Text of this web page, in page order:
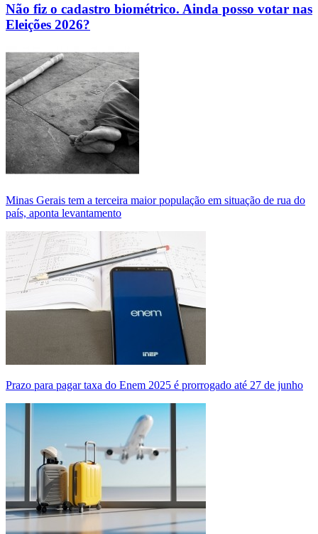
Não fiz o cadastro biométrico. Ainda posso votar nas
Eleições 2026?
Minas Gerais tem a terceira maior população em situação de rua do
país, aponta levantamento
Prazo para pagar taxa do Enem 2025 é prorrogado até 27 de junho